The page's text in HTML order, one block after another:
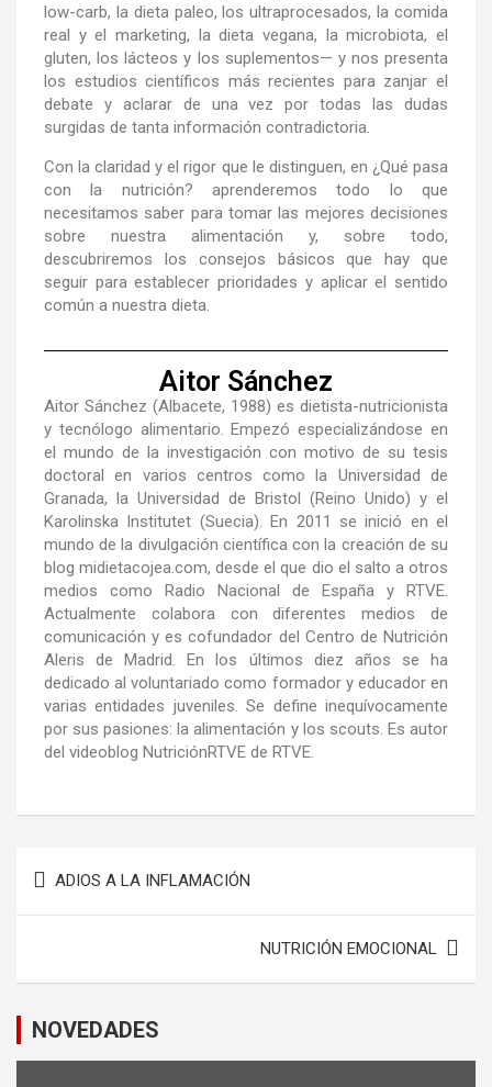
low-carb, la dieta paleo, los ultraprocesados, la comida
real y el marketing, la dieta vegana, la microbiota, el
gluten, los lácteos y los suplementos— y nos presenta
los estudios científicos más recientes para zanjar el
debate y aclarar de una vez por todas las dudas
surgidas de tanta información contradictoria.
Con la claridad y el rigor que le distinguen, en ¿Qué pasa
con la nutrición? aprenderemos todo lo que
necesitamos saber para tomar las mejores decisiones
sobre nuestra alimentación y, sobre todo,
descubriremos los consejos básicos que hay que
seguir para establecer prioridades y aplicar el sentido
común a nuestra dieta.
Aitor Sánchez
Aitor Sánchez (Albacete, 1988) es dietista-nutricionista
y tecnólogo alimentario. Empezó especializándose en
el mundo de la investigación con motivo de su tesis
doctoral en varios centros como la Universidad de
Granada, la Universidad de Bristol (Reino Unido) y el
Karolinska Institutet (Suecia). En 2011 se inició en el
mundo de la divulgación científica con la creación de su
blog midietacojea.com, desde el que dio el salto a otros
medios como Radio Nacional de España y RTVE.
Actualmente colabora con diferentes medios de
comunicación y es cofundador del Centro de Nutrición
Aleris de Madrid. En los últimos diez años se ha
dedicado al voluntariado como formador y educador en
varias entidades juveniles. Se define inequívocamente
por sus pasiones: la alimentación y los scouts. Es autor
del videoblog NutriciónRTVE de RTVE.
ADIOS A LA INFLAMACIÓN
NUTRICIÓN EMOCIONAL
NOVEDADES